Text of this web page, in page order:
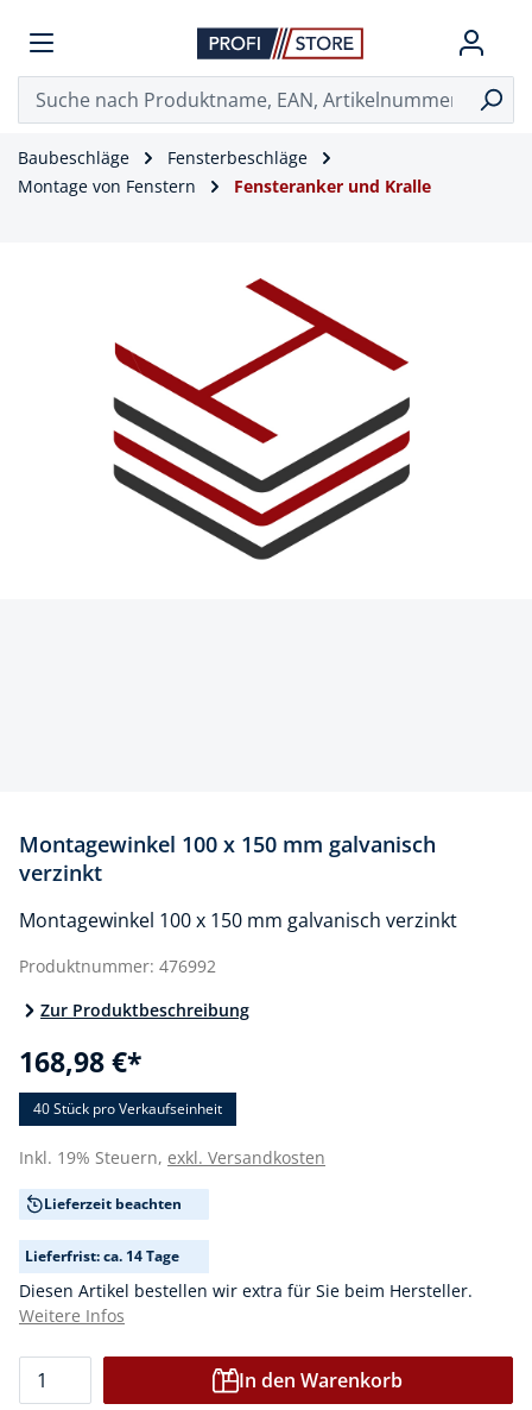
Baubeschläge
Fensterbeschläge
Montage von Fenstern
Fensteranker und Kralle
Montagewinkel 100 x 150 mm galvanisch
verzinkt
Montagewinkel 100 x 150 mm galvanisch verzinkt
Produktnummer: 476992
Zur Produktbeschreibung
168,98 €*
40 Stück pro Verkaufseinheit
Inkl. 19% Steuern, exkl. Versandkosten
Lieferzeit beachten
Lieferfrist: ca. 14 Tage
Diesen Artikel bestellen wir extra für Sie beim Hersteller.
Weitere Infos
In den Warenkorb